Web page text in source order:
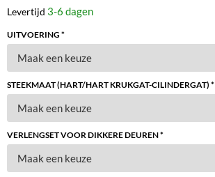
Levertijd 3-6 dagen
UITVOERING *
STEEKMAAT (HART/HART KRUKGAT-CILINDERGAT) *
VERLENGSET VOOR DIKKERE DEUREN *